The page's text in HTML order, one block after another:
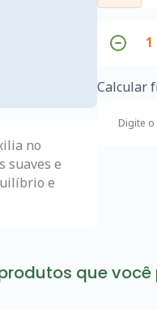
no
suaves e
e
Calcular
que